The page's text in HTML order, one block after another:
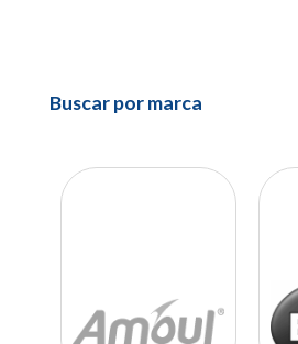
Buscar por marca